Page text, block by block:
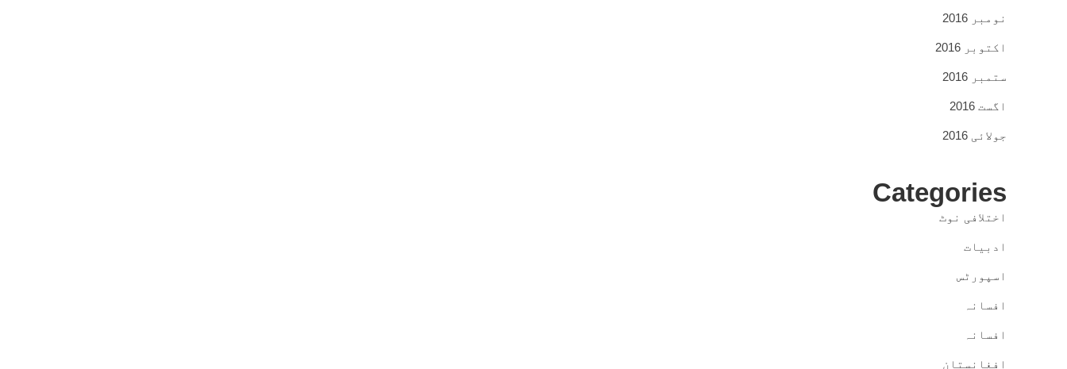
نومبر 2016
اکتوبر 2016
ستمبر 2016
اگست 2016
جولائی 2016
Categories
اختلافی نوٹ
ادبیات
اسپورٹس
افسانہ
افسانہ
افغانستان